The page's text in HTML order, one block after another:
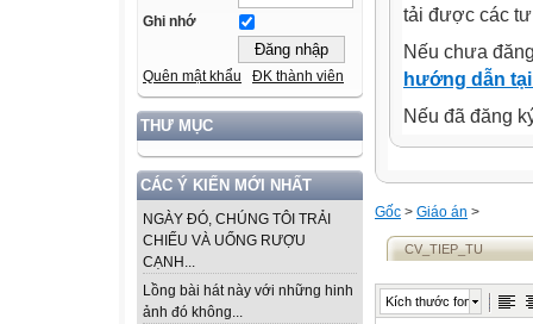
Ghi nhớ
Quên mật khẩu ĐK thành viên
THƯ MỤC
CÁC Ý KIẾN MỚI NHẤT
NGÀY ĐÓ, CHÚNG TÔI TRẢI
CHIẾU VÀ UỐNG RƯỢU
CẠNH...
Lồng bài hát này với những hinh
ảnh đó không...
tải được các
Nếu chưa
hướng dẫn
Nếu đã đăng
Gốc > Giáo án >
CV_TIEP_TU
Kích thước font